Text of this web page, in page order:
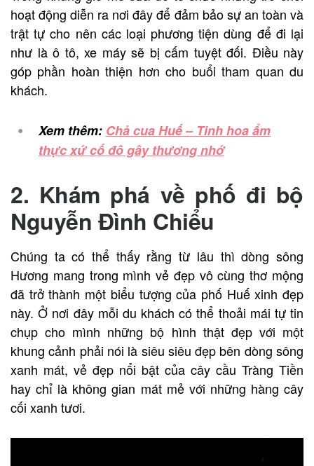
hoạt động diễn ra nơi đây để đảm bảo sự an toàn và
trật tự cho nên các loại phương tiện dùng để đi lại
như là ô tô, xe máy sẽ bị cấm tuyệt đối. Điều này
góp phần hoàn thiện hơn cho buổi tham quan du
khách.
Xem thêm: Chả cua Huế – Tinh hoa ẩm
thực xứ cố đô gây thương nhớ
2. Khám phá về phố đi bộ
Nguyễn Đình Chiểu
Chúng ta có thể thấy rằng từ lâu thì dòng sông
Hương mang trong mình vẻ đẹp vô cùng thơ mộng
đã trở thành một biểu tượng của phố Huế xinh đẹp
này. Ở nơi đây mỗi du khách có thể thoải mái tự tin
chụp cho mình những bộ hình thật đẹp với một
khung cảnh phải nói là siêu siêu đẹp bên dòng sông
xanh mát, vẻ đẹp nổi bật của cây cầu Tràng Tiền
hay chỉ là không gian mát mẻ với những hàng cây
cối xanh tươi.